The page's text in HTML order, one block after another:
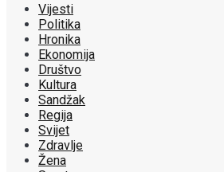
Vijesti
Politika
Hronika
Ekonomija
Društvo
Kultura
Sandžak
Regija
Svijet
Zdravlje
Žena